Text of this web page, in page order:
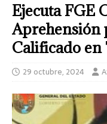
Ejecuta FGE
Aprehensión
Calificado en
29 octubre, 2024